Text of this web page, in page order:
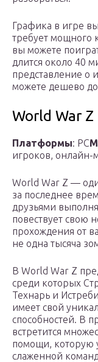
Графика в игре
требует мощного
вы можете
длится около 40
представление о
можете дешево
World War Z
Платформы: PC
игроков, онлайн-
World War Z —
за последнее
друзьями
повествует свою
прохождения от
не одна тысяча
В World War Z
среди которых
Технарь и
имеет свой
способностей. В
встретится
помощи, которую
слаженной